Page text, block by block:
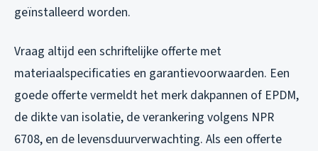
geïnstalleerd worden.
Vraag altijd een schriftelijke offerte met
materiaalspecificaties en garantievoorwaarden. Een
goede offerte vermeldt het merk dakpannen of EPDM,
de dikte van isolatie, de verankering volgens NPR
6708, en de levensduurverwachting. Als een offerte